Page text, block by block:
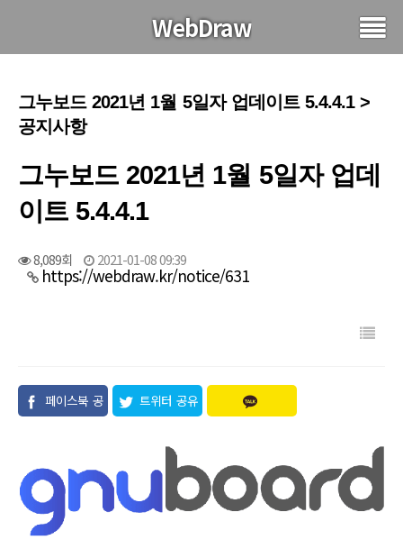
WebDraw
그누보드 2021년 1월 5일자 업데이트 5.4.4.1 >
공지사항
그누보드 2021년 1월 5일자 업데
이트 5.4.4.1
8,089회 2021-01-08 09:39
https://webdraw.kr/notice/631
페이스북 공
트위터 공유